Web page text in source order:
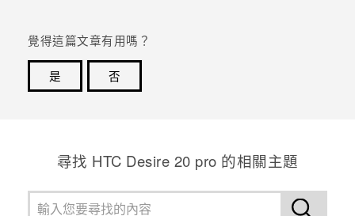
覺得這篇文章有用嗎？
是
否
尋找 ‎HTC Desire 20 pro 的相關主題